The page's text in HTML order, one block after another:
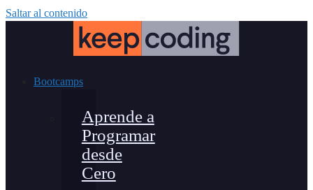
Saltar al contenido
Bootcamps
Aprende a
Programar
desde
Cero